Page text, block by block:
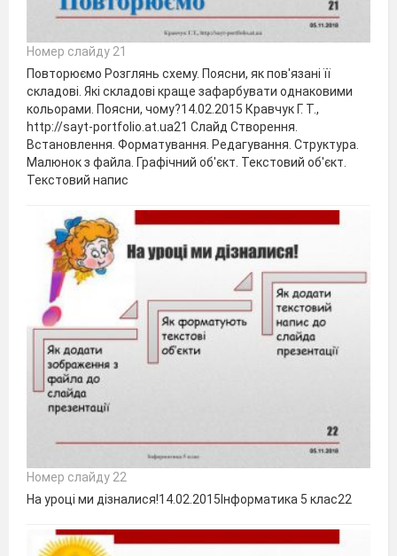
Номер слайду 21
Повторюємо Розглянь схему. Поясни, як пов'язані її
складові. Які складові краще зафарбувати однаковими
кольорами. Поясни, чому?14.02.2015 Кравчук Г. Т.,
http://sayt-portfolio.at.ua21 Слайд Створення.
Встановлення. Форматування. Редагування. Структура.
Малюнок з файла. Графічний об'єкт. Текстовий об'єкт.
Текстовий напис
Номер слайду 22
На уроці ми дізналися!14.02.2015Інформатика 5 клас22